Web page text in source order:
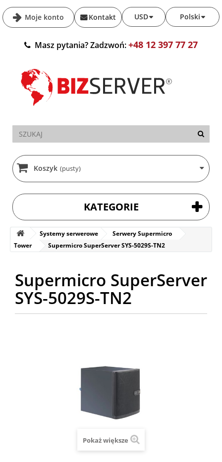
Moje konto Polski
USD
Kontakt
Masz pytania? Zadzwoń:+48 12 397 77 27
Koszyk (pusty)
KATEGORIE
Systemy serwerowe
Serwery Supermicro
Tower
Supermicro SuperServer SYS-5029S-TN2
Supermicro SuperServer
SYS-5029S-TN2
Pokaż większe